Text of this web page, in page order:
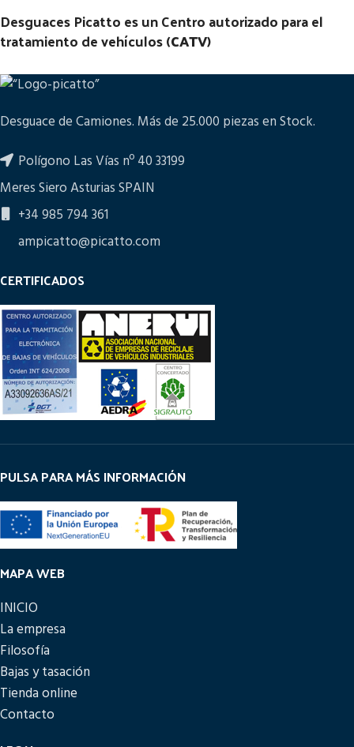
Desguaces Picatto es un Centro autorizado para el
tratamiento de vehículos (CATV)
Desguace de Camiones. Más de 25.000 piezas en Stock.
Polígono Las Vías nº 40 33199
Meres Siero Asturias SPAIN
+34 985 794 361
ampicatto@picatto.com
CERTIFICADOS
PULSA PARA MÁS INFORMACIÓN
MAPA WEB
INICIO
La empresa
Filosofía
Bajas y tasación
Tienda online
Contacto